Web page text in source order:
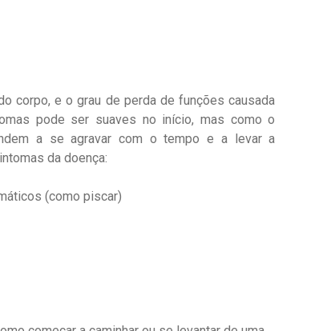
corpo, e o grau de perda de funções causada
pode ser suaves no início, mas como o
a se agravar com o tempo e a levar a
da doença:
(como piscar)